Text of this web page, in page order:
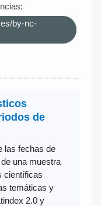
by-nc-
de
las fechas de
una muestra
científicas
temáticas y
2.0 y